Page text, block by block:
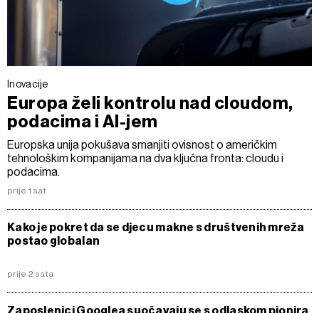
Inovacije
Europa želi kontrolu nad cloudom,
podacima i AI-jem
Europska unija pokušava smanjiti ovisnost o američkim
tehnološkim kompanijama na dva ključna fronta: cloudu i
podacima.
prije 1 sat
Kako je pokret da se djecu makne s društvenih mreža
postao globalan
prije 2 sata
Zaposlenici Googlea suočavaju se s odlaskom pionira